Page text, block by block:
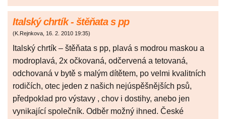
Italský chrtík - štěňata s pp
(K.Rejnkova, 16. 2. 2010 19:35)
Italský chrtík – štěňata s pp, plavá s modrou maskou a
modroplavá, 2x očkovaná, odčervená a tetovaná,
odchovaná v bytě s malým dítětem, po velmi kvalitních
rodičích, otec jeden z našich nejúspěšnějších psů,
předpoklad pro výstavy , chov i dostihy, anebo jen
vynikající společník. Odběr možný ihned. České